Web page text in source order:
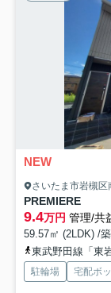
NEW
さいたま市岩槻区
PREMIERE
9.4万円 管理/共
59.57㎡ (2LDK) /
東武野田線「東
駐輪場 宅配ボ